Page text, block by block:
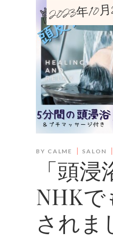
2023年10
BY CALME SALON
「頭浸
NHKで
されま